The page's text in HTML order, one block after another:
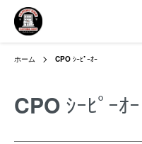
ホーム CPO ｼｰﾋﾟｰｵｰ
CPO ｼｰﾋﾟｰｵｰ